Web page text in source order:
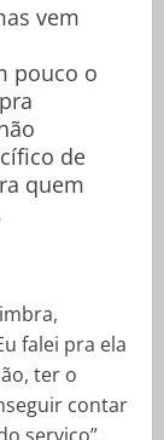
vem
pouco o
de
quem
falei pra ela
ter o
contar